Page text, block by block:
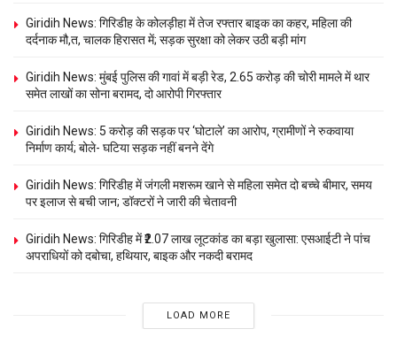
Giridih News: गिरिडीह के कोलड़ीहा में तेज रफ्तार बाइक का कहर, महिला की
दर्दनाक मौ,त, चालक हिरासत में; सड़क सुरक्षा को लेकर उठी बड़ी मांग
Giridih News: मुंबई पुलिस की गावां में बड़ी रेड, 2.65 करोड़ की चोरी मामले में थार
समेत लाखों का सोना बरामद, दो आरोपी गिरफ्तार
Giridih News: 5 करोड़ की सड़क पर ‘घोटाले’ का आरोप, ग्रामीणों ने रुकवाया
निर्माण कार्य; बोले- घटिया सड़क नहीं बनने देंगे
Giridih News: गिरिडीह में जंगली मशरूम खाने से महिला समेत दो बच्चे बीमार, समय
पर इलाज से बची जान; डॉक्टरों ने जारी की चेतावनी
Giridih News: गिरिडीह में ₹2.07 लाख लूटकांड का बड़ा खुलासा: एसआईटी ने पांच
अपराधियों को दबोचा, हथियार, बाइक और नकदी बरामद
LOAD MORE